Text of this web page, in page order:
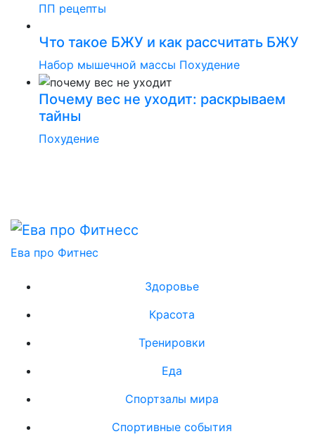
ПП рецепты
Что такое БЖУ и как рассчитать БЖУ
Набор мышечной массы Похудение
Почему вес не уходит: раскрываем
тайны
Похудение
Ева про Фитнес
Здоровье
Красота
Тренировки
Еда
Спортзалы мира
Спортивные события